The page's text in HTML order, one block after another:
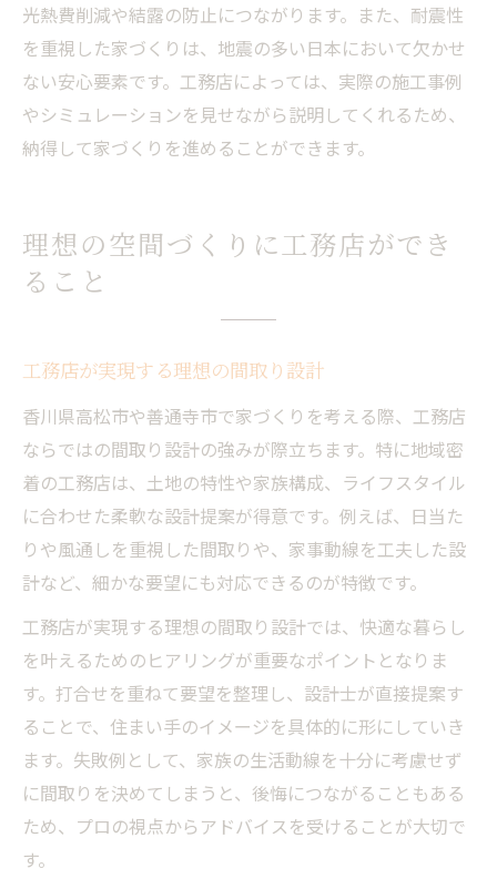
光熱費削減や結露の防止につながります。また、耐震性
を重視した家づくりは、地震の多い日本において欠かせ
ない安心要素です。工務店によっては、実際の施工事例
やシミュレーションを見せながら説明してくれるため、
納得して家づくりを進めることができます。
理想の空間づくりに工務店ができ
ること
工務店が実現する理想の間取り設計
香川県高松市や善通寺市で家づくりを考える際、工務店
ならではの間取り設計の強みが際立ちます。特に地域密
着の工務店は、土地の特性や家族構成、ライフスタイル
に合わせた柔軟な設計提案が得意です。例えば、日当た
りや風通しを重視した間取りや、家事動線を工夫した設
計など、細かな要望にも対応できるのが特徴です。
工務店が実現する理想の間取り設計では、快適な暮らし
を叶えるためのヒアリングが重要なポイントとなりま
す。打合せを重ねて要望を整理し、設計士が直接提案す
ることで、住まい手のイメージを具体的に形にしていき
ます。失敗例として、家族の生活動線を十分に考慮せず
に間取りを決めてしまうと、後悔につながることもある
ため、プロの視点からアドバイスを受けることが大切で
す。